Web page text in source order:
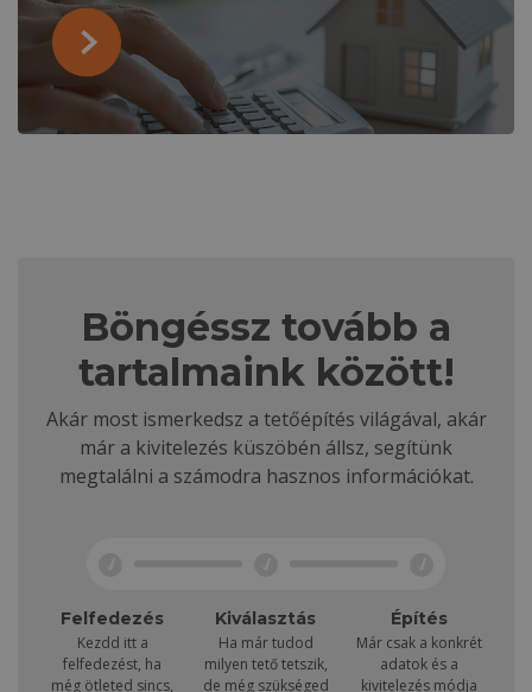
Böngéssz tovább a
tartalmaink között!
Akár most ismerkedsz a tetőépítés világával, akár
már a kivitelezés küszöbén állsz, segítünk
megtalálni a számodra hasznos információkat.
Felfedezés
Kezdd itt a
felfedezést, ha
még ötleted sincs,
Kiválasztás
Ha már tudod
milyen tető tetszik,
de még szükséged
Építés
Már csak a konkrét
adatok és a
kivitelezés módja